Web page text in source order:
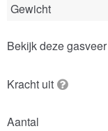
Gewicht
Bekijk deze gasveer
Kracht uit
Aantal